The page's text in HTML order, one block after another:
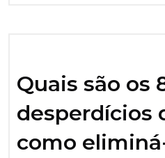
Quais são os
desperdícios
como